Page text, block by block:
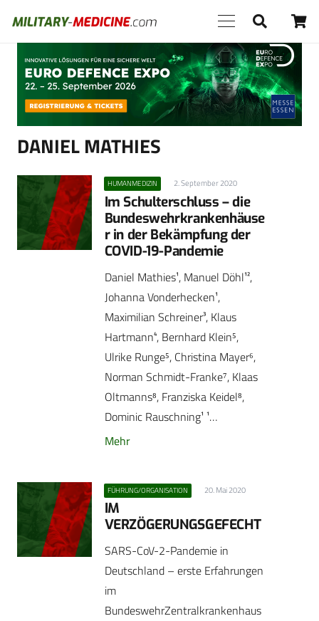
Anzeige
DANIEL MATHIES
HUMANMEDIZIN 2. September 2020
Im Schulterschluss – die
Bundeswehrkrankenhäuse
r in der Bekämpfung der
COVID-19-Pandemie
Daniel Mathies¹, Manuel Döhl¹²,
Johanna Vonderhecken¹,
Maximilian Schreiner³, Klaus
Hartmann⁴, Bernhard Klein⁵,
Ulrike Runge⁵, Christina Mayer⁶,
Norman Schmidt-Franke⁷, Klaas
Oltmanns⁸, Franziska Keidel⁸,
Dominic Rauschning¹ ¹…
Mehr
FÜHRUNG/ORGANISATION 20. Mai 2020
IM
VERZÖGERUNGSGEFECHT
SARS-CoV-2-Pandemie in
Deutschland – erste Erfahrungen
im
BundeswehrZentralkrankenhaus